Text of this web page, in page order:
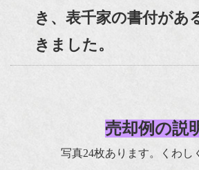
き、表千家の書付があ
きました。
売却例の説
写真24枚あります。くわし